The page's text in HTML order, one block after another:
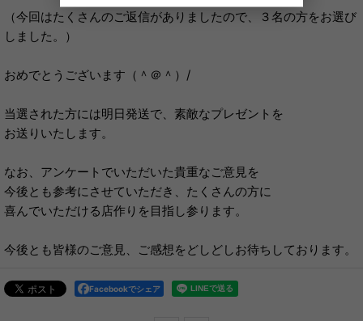
（今回はたくさんのご返信がありましたので、３名の方をお選び
しました。）
おめでとうございます（＾＠＾）/
当選された方には明日発送で、素敵なプレゼントを
お送りいたします。
なお、アンケートでいただいた貴重なご意見を
今後とも参考にさせていただき、たくさんの方に
喜んでいただける店作りを目指し参ります。
今後とも皆様のご意見、ご感想をどしどしお待ちしております。
Facebookでシェア